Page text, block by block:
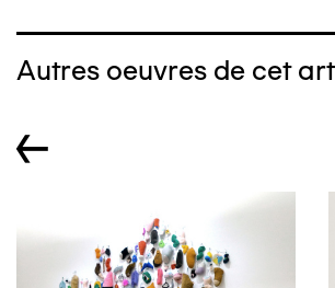
Autres oeuvres de cet
←